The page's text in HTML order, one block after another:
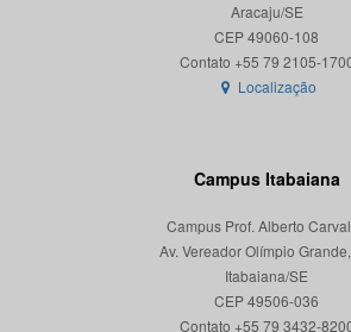
Aracaju/SE
CEP 49060-108
Localização
Campus Itabaiana
Campus Prof. Alberto
Av. Vereador Olímpio
Itabaiana/SE
CEP 49506-036